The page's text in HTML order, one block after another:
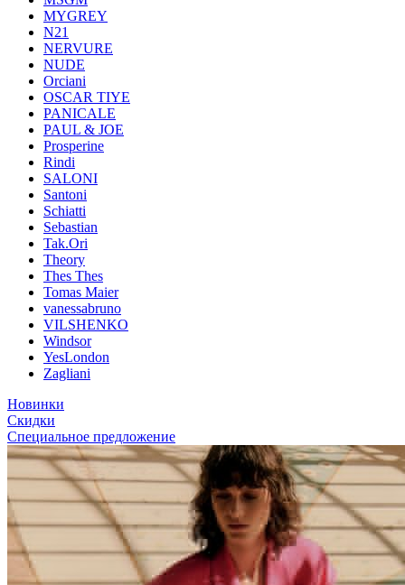
MYGREY
N21
NERVURE
NUDE
Orciani
OSCAR TIYE
PANICALE
PAUL & JOE
Prosperine
Rindi
SALONI
Santoni
Schiatti
Sebastian
Tak.Ori
Theory
Thes Thes
Tomas Maier
vanessabruno
VILSHENKO
Windsor
YesLondon
Zagliani
Новинки
Скидки
Специальное предложение